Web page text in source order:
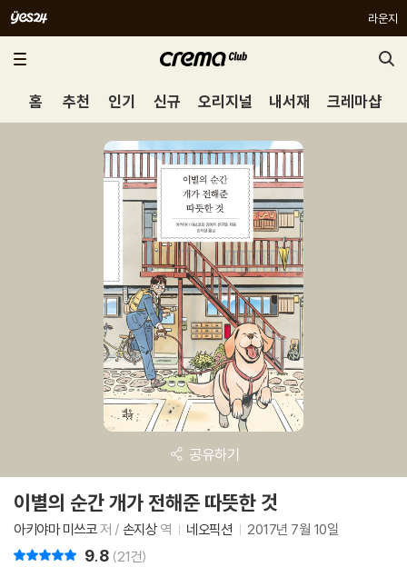
라운지
홈 추천 인기 신규 오리지널 내서재 크레마샵
공유하기
이별의 순간 개가 전해준 따뜻한 것
아키야마 미쓰코저 / 손지상역 네오픽션 2017년 7월 10일
9.8 (21건)